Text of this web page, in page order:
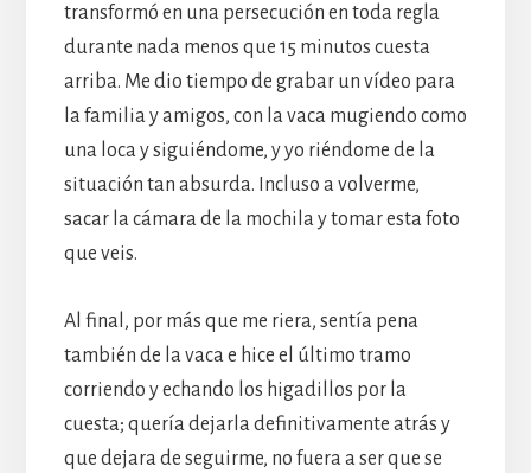
transformó en una persecución en toda regla
durante nada menos que 15 minutos cuesta
arriba. Me dio tiempo de grabar un vídeo para
la familia y amigos, con la vaca mugiendo como
una loca y siguiéndome, y yo riéndome de la
situación tan absurda. Incluso a volverme,
sacar la cámara de la mochila y tomar esta foto
que veis.
Al final, por más que me riera, sentía pena
también de la vaca e hice el último tramo
corriendo y echando los higadillos por la
cuesta; quería dejarla definitivamente atrás y
que dejara de seguirme, no fuera a ser que se